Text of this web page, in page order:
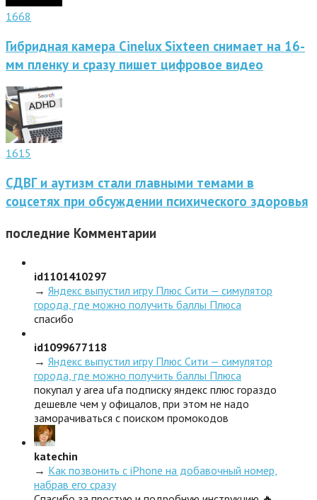
1668
Гибридная камера Cinelux Sixteen снимает на 16-
мм пленку и сразу пишет цифровое видео
1615
СДВГ и аутизм стали главными темами в
соцсетях при обсуждении психического здоровья
последние Комментарии
id1101410297
→ Яндекс выпустил игру Плюс Сити — симулятор
города, где можно получить баллы Плюса
спасибо
id1099677118
→ Яндекс выпустил игру Плюс Сити — симулятор
города, где можно получить баллы Плюса
покупал у area ufa подписку яндекс плюс гораздо
дешевле чем у офицалов, при этом не надо
заморачиваться с поиском промокодов
katechin
→ Как позвонить с iPhone на добавочный номер,
набрав его сразу